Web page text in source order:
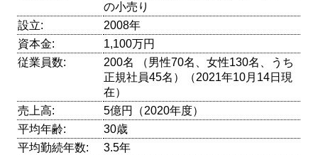
の小売り
設立:
2008年
資本金:
1,100万円
従業員数:
200名 （男性70名、女性130名、うち
正規社員45名）（2021年10月14日現
在）
売上高:
5億円（2020年度）
平均年齢:
30歳
平均勤続年数:
3.5年